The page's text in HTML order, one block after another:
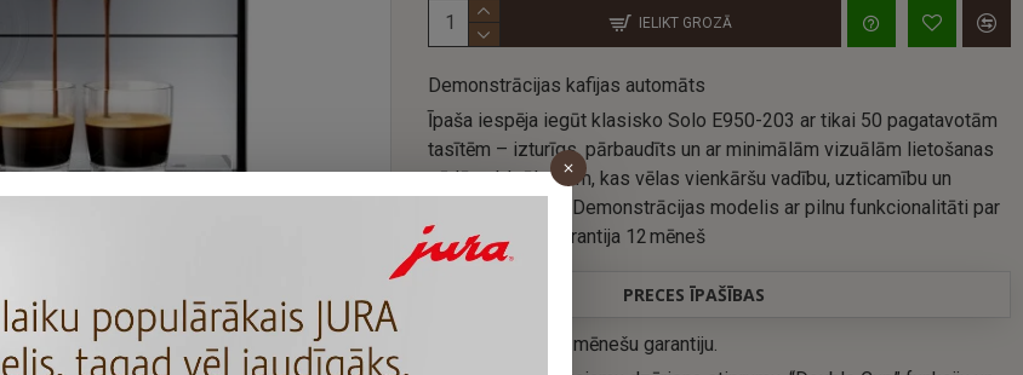
IELIKT GROZĀ
Demonstrācijas kafijas automāts
Īpaša iespēja iegūt klasisko Solo E950-203 ar tikai 50 pagatavotām
tasītēm – izturīgs, pārbaudīts un ar minimālām vizuālām lietošanas
pēdām. Ideāls tiem, kas vēlas vienkāršu vadību, uzticamību un
klasisku dizainu. Demonstrācijas modelis ar pilnu funkcionalitāti par
zemāku cenu. Garantija 12 mēneš
APRAKSTS PRECES ĪPAŠĪBAS
modelis ar tikai 50
pagatavotām tasītēm un pilnu 12 mēnešu garantiju.